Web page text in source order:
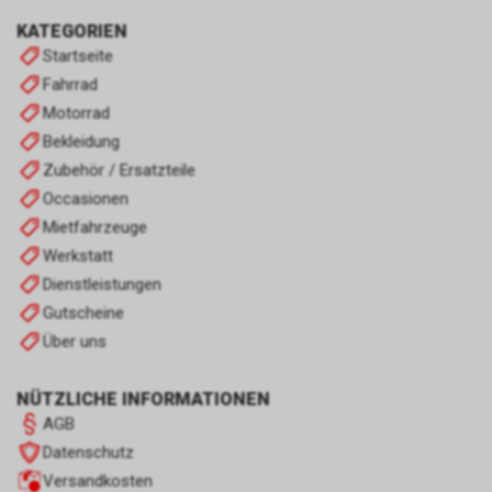
KATEGORIEN
Startseite
Fahrrad
Motorrad
Bekleidung
Zubehör / Ersatzteile
Occasionen
Mietfahrzeuge
Werkstatt
Dienstleistungen
Gutscheine
Über uns
NÜTZLICHE INFORMATIONEN
AGB
Datenschutz
Versandkosten